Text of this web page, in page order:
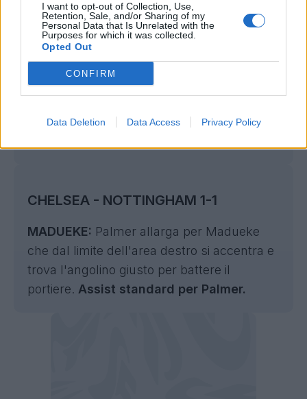
I want to opt-out of Collection, Use,
Retention, Sale, and/or Sharing of my
Personal Data that Is Unrelated with the
Purposes for which it was collected.
Opted Out
CONFIRM
Data Deletion Data Access Privacy Policy
LIONE - NANTES 2-0
TAGLIAFICO:
Tagliafico che dentro l'area è lesto a
mettere in rete.Assist standard per
CHELSEA - NOTTINGHAM 1-1
MADUEKE: Palmer allarga per Madueke
che dal limite dell'area destro si accentra e
trova l'angolino giusto per battere il
portiere. Assist standard per Palmer.